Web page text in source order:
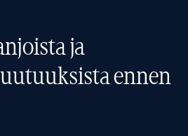
ja
ennen